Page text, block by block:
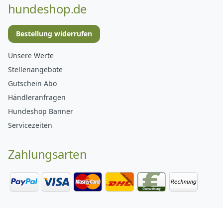
hundeshop.de
Bestellung widerrufen
Unsere Werte
Stellenangebote
Gutschein Abo
Händleranfragen
Hundeshop Banner
Servicezeiten
Zahlungsarten